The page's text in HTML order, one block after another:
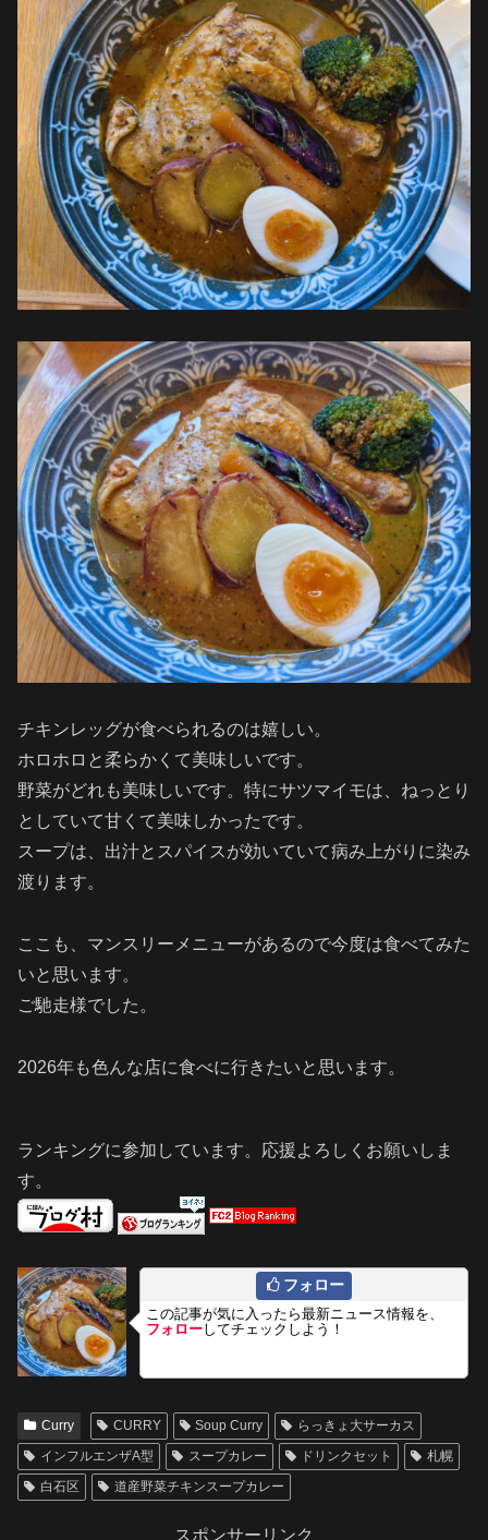
チキンレッグが食べられるのは嬉しい。
ホロホロと柔らかくて美味しいです。
野菜がどれも美味しいです。特にサツマイモは、ねっとり
としていて甘くて美味しかったです。
スープは、出汁とスパイスが効いていて病み上がりに染み
渡ります。
ここも、マンスリーメニューがあるので今度は食べてみた
いと思います。
ご馳走様でした。
2026年も色んな店に食べに行きたいと思います。
ランキングに参加しています。応援よろしくお願いしま
す。
フォロー
この記事が気に入ったら最新ニュース情報を、
フォローしてチェックしよう！
Curry CURRY Soup Curry
らっきょ大サーカス
インフルエンザA型
スープカレー ドリンクセット
札幌
白石区
道産野菜チキンスープカレー
スポンサーリンク